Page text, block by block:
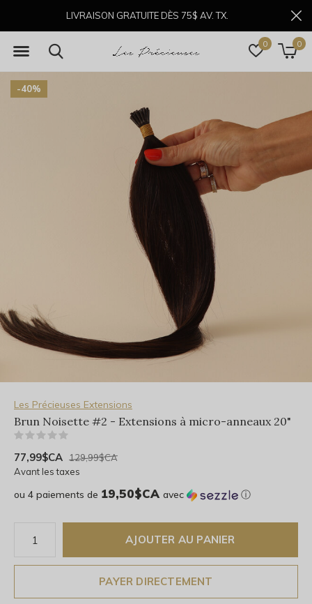
0 0
LIVRAISON GRATUITE DÈS 75$ AV. TX.
-40%
Les Précieuses Extensions
Brun Noisette #2 - Extensions à micro-anneaux 20"
77,99$CA 129,99$CA
Avant les taxes
ou 4 paiements de 19,50$CA avec ⓘ
AJOUTER AU PANIER
PAYER DIRECTEMENT